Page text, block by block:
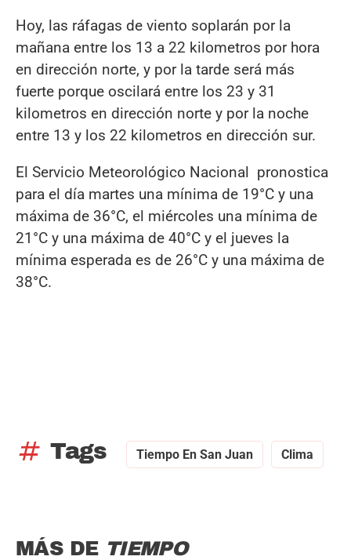
Hoy, las ráfagas de viento soplarán por la
mañana entre los 13 a 22 kilometros por hora
en dirección norte, y por la tarde será más
fuerte porque oscilará entre los 23 y 31
kilometros en dirección norte y por la noche
entre 13 y los 22 kilometros en dirección sur.
El Servicio Meteorológico Nacional pronostica
para el día martes una mínima de 19°C y una
máxima de 36°C, el miércoles una mínima de
21°C y una máxima de 40°C y el jueves la
mínima esperada es de 26°C y una máxima de
38°C.
tag Tags Tiempo En San Juan Clima
MÁS DE TIEMPO